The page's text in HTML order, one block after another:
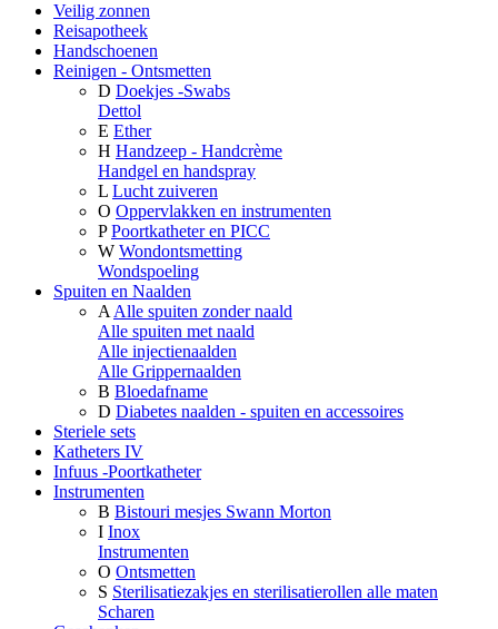
Veilig zonnen
Reisapotheek
Handschoenen
Reinigen - Ontsmetten
D Doekjes -Swabs
Dettol
E Ether
H Handzeep - Handcrème
Handgel en handspray
L Lucht zuiveren
O Oppervlakken en instrumenten
P Poortkatheter en PICC
W Wondontsmetting
Wondspoeling
Spuiten en Naalden
A Alle spuiten zonder naald
Alle spuiten met naald
Alle injectienaalden
Alle Grippernaalden
B Bloedafname
D Diabetes naalden - spuiten en accessoires
Steriele sets
Katheters IV
Infuus -Poortkatheter
Instrumenten
B Bistouri mesjes Swann Morton
I Inox
Instrumenten
O Ontsmetten
S Sterilisatiezakjes en sterilisatierollen alle maten
Scharen